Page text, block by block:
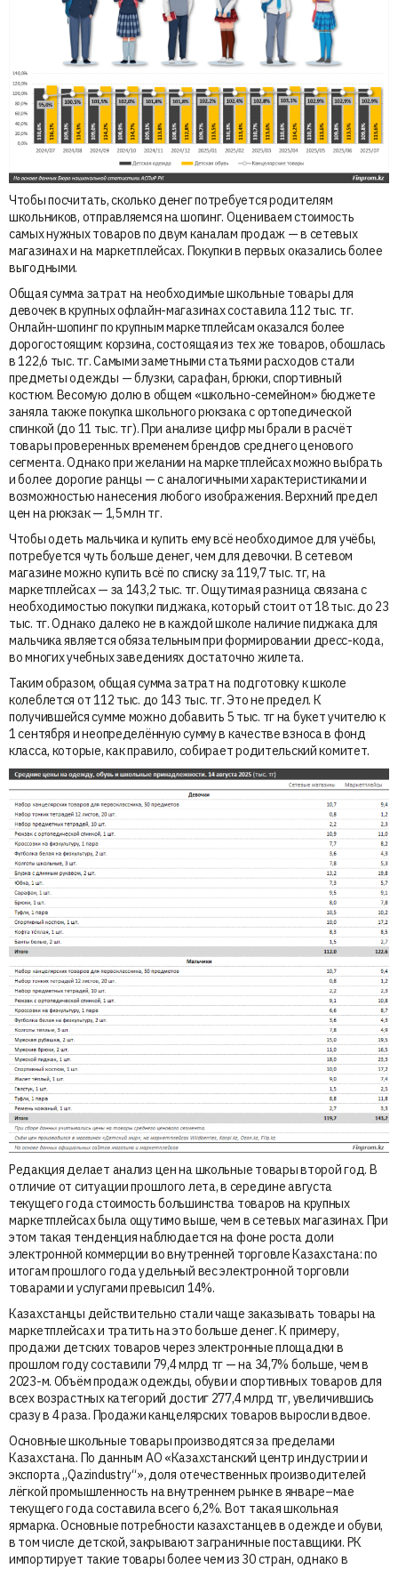
Чтобы посчитать, сколько денег потребуется родителям
школьников, отправляемся на шопинг. Оцениваем стоимость
самых нужных товаров по двум каналам продаж — в сетевых
магазинах и на маркетплейсах. Покупки в первых оказались более
выгодными.
Общая сумма затрат на необходимые школьные товары для
девочек в крупных офлайн-магазинах составила 112 тыс. тг.
Онлайн-шопинг по крупным маркетплейсам оказался более
дорогостоящим: корзина, состоящая из тех же товаров, обошлась
в 122,6 тыс. тг. Самыми заметными статьями расходов стали
предметы одежды — блузки, сарафан, брюки, спортивный
костюм. Весомую долю в общем «школьно-семейном» бюджете
заняла также покупка школьного рюкзака с ортопедической
спинкой (до 11 тыс. тг). При анализе цифр мы брали в расчёт
товары проверенных временем брендов среднего ценового
сегмента. Однако при желании на маркетплейсах можно выбрать
и более дорогие ранцы — с аналогичными характеристиками и
возможностью нанесения любого изображения. Верхний предел
цен на рюкзак — 1,5 млн тг.
Чтобы одеть мальчика и купить ему всё необходимое для учёбы,
потребуется чуть больше денег, чем для девочки. В сетевом
магазине можно купить всё по списку за 119,7 тыс. тг, на
маркетплейсах — за 143,2 тыс. тг. Ощутимая разница связана с
необходимостью покупки пиджака, который стоит от 18 тыс. до 23
тыс. тг. Однако далеко не в каждой школе наличие пиджака для
мальчика является обязательным при формировании дресс-кода,
во многих учебных заведениях достаточно жилета.
Таким образом, общая сумма затрат на подготовку к школе
колеблется от 112 тыс. до 143 тыс. тг. Это не предел. К
получившейся сумме можно добавить 5 тыс. тг на букет учителю к
1 сентября и неопределённую сумму в качестве взноса в фонд
класса, которые, как правило, собирает родительский комитет.
Редакция делает анализ цен на школьные товары второй год. В
отличие от ситуации прошлого лета, в середине августа
текущего года стоимость большинства товаров на крупных
маркетплейсах была ощутимо выше, чем в сетевых магазинах. При
этом такая тенденция наблюдается на фоне роста доли
электронной коммерции во внутренней торговле Казахстана: по
итогам прошлого года удельный вес электронной торговли
товарами и услугами превысил 14%.
Казахстанцы действительно стали чаще заказывать товары на
маркетплейсах и тратить на это больше денег. К примеру,
продажи детских товаров через электронные площадки в
прошлом году составили 79,4 млрд тг — на 34,7% больше, чем в
2023-м. Объём продаж одежды, обуви и спортивных товаров для
всех возрастных категорий достиг 277,4 млрд тг, увеличившись
сразу в 4 раза. Продажи канцелярских товаров выросли вдвое.
Основные школьные товары производятся за пределами
Казахстана. По данным АО «Казахстанский центр индустрии и
экспорта „Qazindustry“», доля отечественных производителей
лёгкой промышленность на внутреннем рынке в январе–мае
текущего года составила всего 6,2%. Вот такая школьная
ярмарка. Основные потребности казахстанцев в одежде и обуви,
в том числе детской, закрывают заграничные поставщики. РК
импортирует такие товары более чем из 30 стран, однако в